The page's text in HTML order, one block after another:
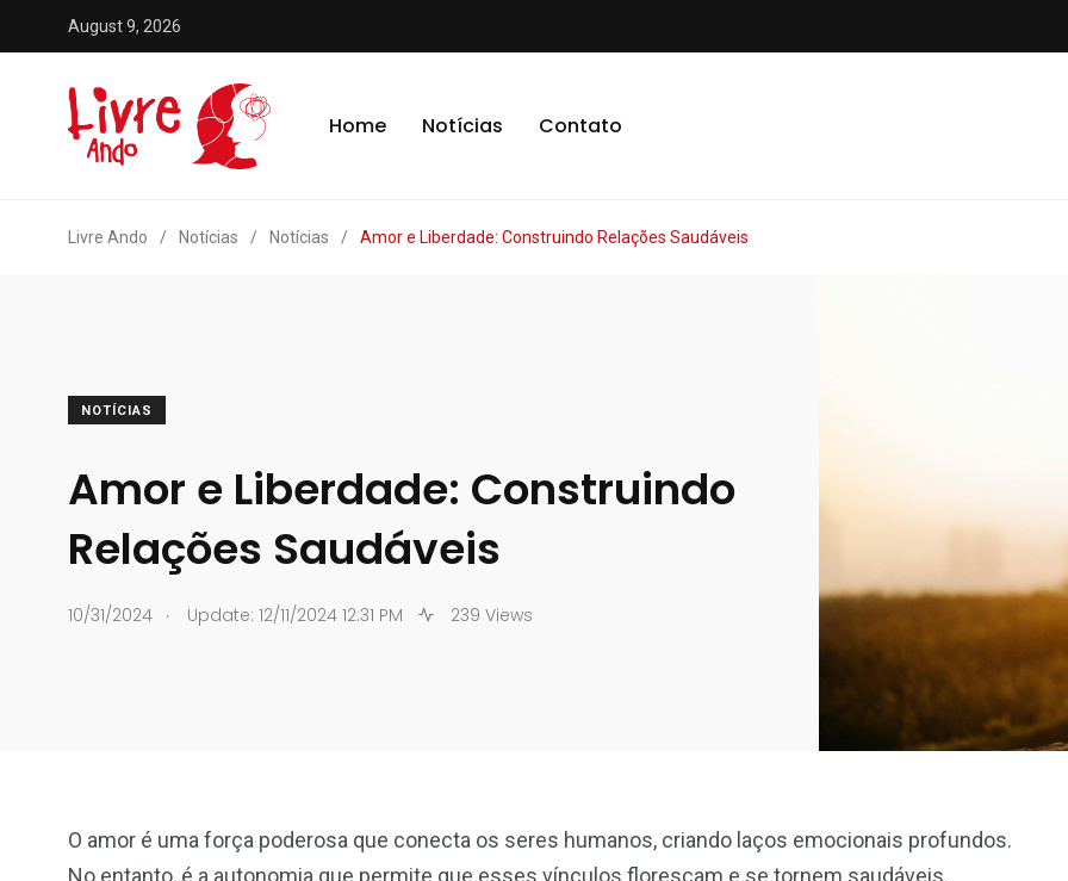
August 9, 2026
Home Notícias Contato
Livre Ando / Notícias / Notícias / Amor e Liberdade: Construindo Relações Saudáveis
NOTÍCIAS
Amor e Liberdade: Construindo
Relações Saudáveis
10/31/2024 . Update: 12/11/2024 12:31 PM 239 Views
O amor é uma força poderosa que conecta os seres humanos, criando laços emocionais profundos.
No entanto, é a autonomia que permite que esses vínculos floresçam e se tornem saudáveis.